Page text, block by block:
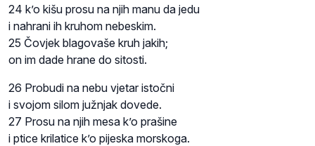
24 k’o kišu prosu na njih manu da jedu
i nahrani ih kruhom nebeskim.
25 Čovjek blagovaše kruh jakih;
on im dade hrane do sitosti.
26 Probudi na nebu vjetar istočni
i svojom silom južnjak dovede.
27 Prosu na njih mesa k’o prašine
i ptice krilatice k’o pijeska morskoga.